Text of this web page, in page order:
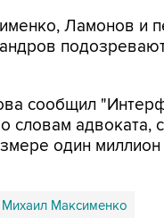
Ламонов и
сообщил
словам адвоката,
один
Михаил Максименко